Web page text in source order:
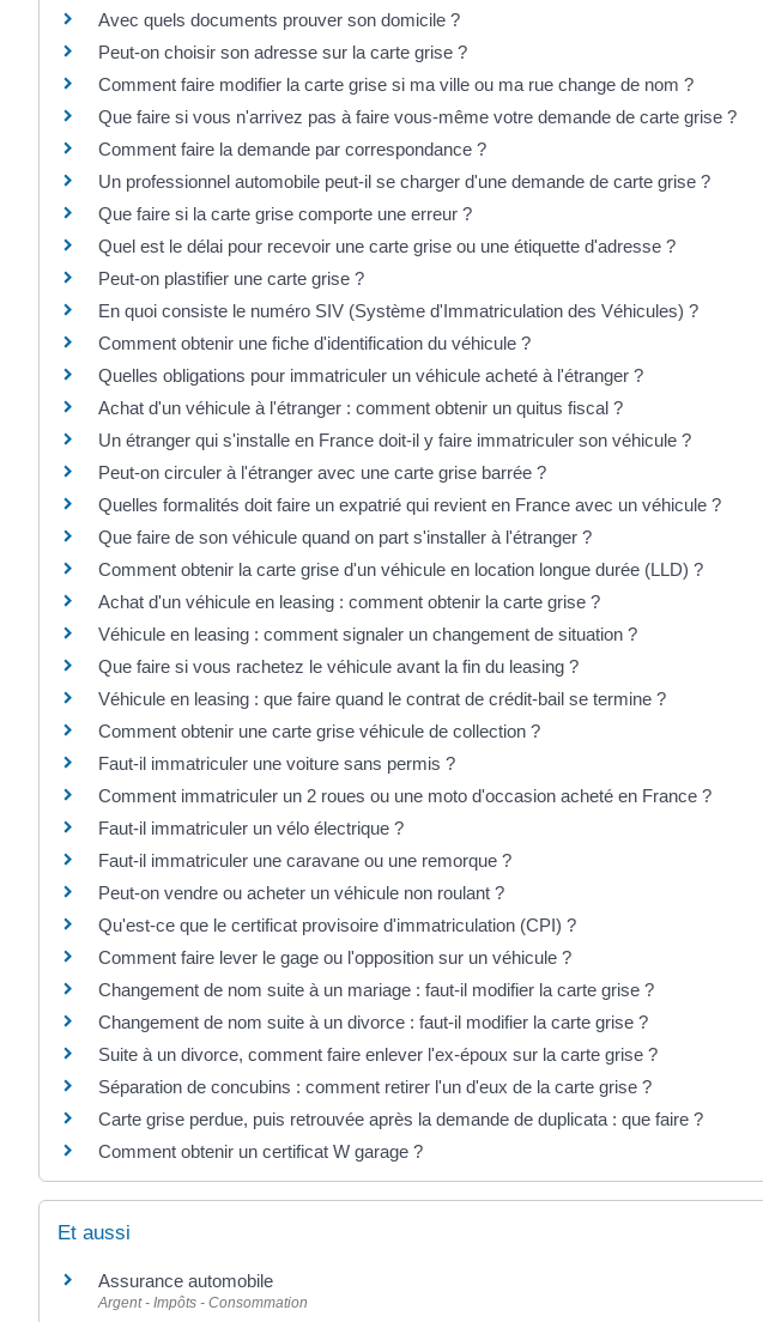
Avec quels documents prouver son domicile ?
Peut-on choisir son adresse sur la carte grise ?
Comment faire modifier la carte grise si ma ville ou ma rue change de nom ?
Que faire si vous n'arrivez pas à faire vous-même votre demande de carte grise ?
Comment faire la demande par correspondance ?
Un professionnel automobile peut-il se charger d'une demande de carte grise ?
Que faire si la carte grise comporte une erreur ?
Quel est le délai pour recevoir une carte grise ou une étiquette d'adresse ?
Peut-on plastifier une carte grise ?
En quoi consiste le numéro SIV (Système d'Immatriculation des Véhicules) ?
Comment obtenir une fiche d'identification du véhicule ?
Quelles obligations pour immatriculer un véhicule acheté à l'étranger ?
Achat d'un véhicule à l'étranger : comment obtenir un quitus fiscal ?
Un étranger qui s'installe en France doit-il y faire immatriculer son véhicule ?
Peut-on circuler à l'étranger avec une carte grise barrée ?
Quelles formalités doit faire un expatrié qui revient en France avec un véhicule ?
Que faire de son véhicule quand on part s'installer à l'étranger ?
Comment obtenir la carte grise d'un véhicule en location longue durée (LLD) ?
Achat d'un véhicule en leasing : comment obtenir la carte grise ?
Véhicule en leasing : comment signaler un changement de situation ?
Que faire si vous rachetez le véhicule avant la fin du leasing ?
Véhicule en leasing : que faire quand le contrat de crédit-bail se termine ?
Comment obtenir une carte grise véhicule de collection ?
Faut-il immatriculer une voiture sans permis ?
Comment immatriculer un 2 roues ou une moto d'occasion acheté en France ?
Faut-il immatriculer un vélo électrique ?
Faut-il immatriculer une caravane ou une remorque ?
Peut-on vendre ou acheter un véhicule non roulant ?
Qu'est-ce que le certificat provisoire d'immatriculation (CPI) ?
Comment faire lever le gage ou l'opposition sur un véhicule ?
Changement de nom suite à un mariage : faut-il modifier la carte grise ?
Changement de nom suite à un divorce : faut-il modifier la carte grise ?
Suite à un divorce, comment faire enlever l'ex-époux sur la carte grise ?
Séparation de concubins : comment retirer l'un d'eux de la carte grise ?
Carte grise perdue, puis retrouvée après la demande de duplicata : que faire ?
Comment obtenir un certificat W garage ?
Et aussi
Assurance automobile
Argent - Impôts - Consommation